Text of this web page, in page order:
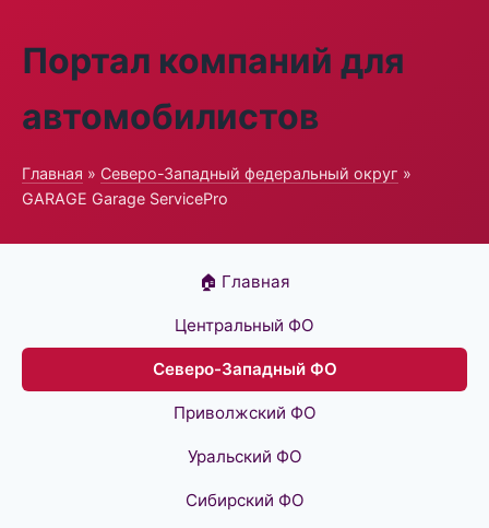
Портал компаний для
автомобилистов
Главная » Северо-Западный федеральный округ »
GARAGE Garage ServicePro
🏠 Главная
Центральный ФО
Северо-Западный ФО
Приволжский ФО
Уральский ФО
Сибирский ФО